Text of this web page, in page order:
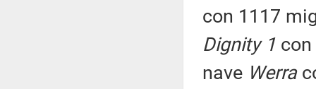
con 1117
Dignity 1
nave Werra